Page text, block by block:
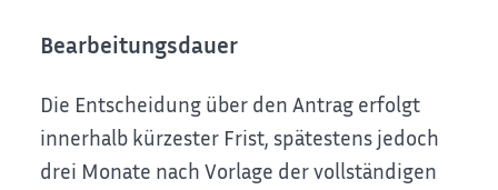
Bearbeitungsdauer
Die Entscheidung über den Antrag erfolgt
innerhalb kürzester Frist, spätestens jedoch
drei Monate nach Vorlage der vollständigen